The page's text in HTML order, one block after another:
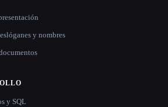
y nombres
y SQL